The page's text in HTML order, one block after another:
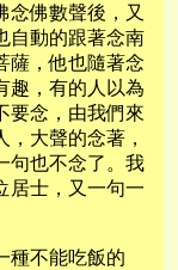
念佛數聲後，又
動的跟著念南
薩，他也隨著念
趣，有的人以為
要念，由我們來
大聲的念著，
句也不念了。我
居士，又一句一
種不能吃飯的